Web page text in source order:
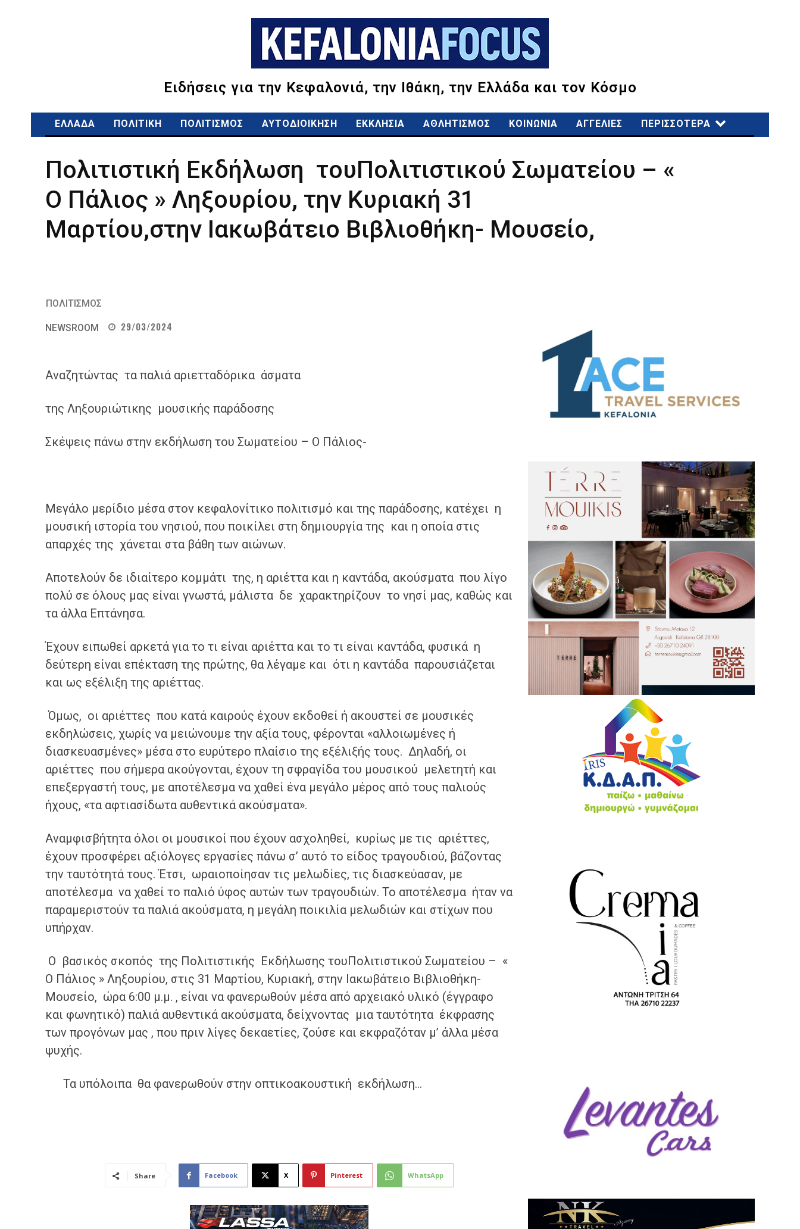
Ειδήσεις για την Κεφαλονιά, την Ιθάκη, την Ελλάδα και τον Κόσμο
ΕΛΛΑΔΑ ΠΟΛΙΤΙΚΗ ΠΟΛΙΤΙΣΜΟΣ ΑΥΤΟΔΙΟΙΚΗΣΗ ΕΚΚΛΗΣΙΑ ΑΘΛΗΤΙΣΜΟΣ ΚΟΙΝΩΝΙΑ ΑΓΓΕΛΙΕΣ ΠΕΡΙΣΣΟΤΕΡΑ
Πολιτιστική Εκδήλωση τουΠολιτιστικού Σωματείου – «
Ο Πάλιος » Ληξουρίου, την Κυριακή 31
Μαρτίου,στην Ιακωβάτειο Βιβλιοθήκη- Μουσείο,
ΠΟΛΙΤΙΣΜΟΣ
NEWSROOM 29/03/2024
Αναζητώντας τα παλιά αριετταδόρικα άσματα
της Ληξουριώτικης μουσικής παράδοσης
Σκέψεις πάνω στην εκδήλωση του Σωματείου – Ο Πάλιος-
Μεγάλο μερίδιο μέσα στον κεφαλονίτικο πολιτισμό και της παράδοσης, κατέχει η
μουσική ιστορία του νησιού, που ποικίλει στη δημιουργία της και η οποία στις
απαρχές της χάνεται στα βάθη των αιώνων.
​Αποτελούν δε ιδιαίτερο κομμάτι της, η αριέττα και η καντάδα, ακούσματα που λίγο
πολύ σε όλους μας είναι γνωστά, μάλιστα δε χαρακτηρίζουν το νησί μας, καθώς και
τα άλλα Επτάνησα.
​Έχουν ειπωθεί αρκετά για το τι είναι αριέττα και το τι είναι καντάδα, φυσικά η
δεύτερη είναι επέκταση της πρώτης, θα λέγαμε και ότι η καντάδα παρουσιάζεται
και ως εξέλιξη της αριέττας.
​ Όμως, οι αριέττες που κατά καιρούς έχουν εκδοθεί ή ακουστεί σε μουσικές
εκδηλώσεις, χωρίς να μειώνουμε την αξία τους, φέρονται «αλλοιωμένες ή
διασκευασμένες» μέσα στο ευρύτερο πλαίσιο της εξέλιξής τους. Δηλαδή, οι
αριέττες που σήμερα ακούγονται, έχουν τη σφραγίδα του μουσικού μελετητή και
επεξεργαστή τους, με αποτέλεσμα να χαθεί ένα μεγάλο μέρος από τους παλιούς
ήχους, «τα αφτιασίδωτα αυθεντικά ακούσματα».
​Αναμφισβήτητα όλοι οι μουσικοί που έχουν ασχοληθεί, κυρίως με τις αριέττες,
έχουν προσφέρει αξιόλογες εργασίες πάνω σ’ αυτό το είδος τραγουδιού, βάζοντας
την ταυτότητά τους. Έτσι, ωραιοποίησαν τις μελωδίες, τις διασκεύασαν, με
αποτέλεσμα να χαθεί το παλιό ύφος αυτών των τραγουδιών. Το αποτέλεσμα ήταν να
παραμεριστούν τα παλιά ακούσματα, η μεγάλη ποικιλία μελωδιών και στίχων που
υπήρχαν.
​ Ο βασικός σκοπός της Πολιτιστικής Εκδήλωσης τουΠολιτιστικού Σωματείου – «
Ο Πάλιος » Ληξουρίου, στις 31 Μαρτίου, Κυριακή, στην Ιακωβάτειο Βιβλιοθήκη-
Μουσείο, ώρα 6:00 μ.μ. , είναι να φανερωθούν μέσα από αρχειακό υλικό (έγγραφο
και φωνητικό) παλιά αυθεντικά ακούσματα, δείχνοντας μια ταυτότητα έκφρασης
των προγόνων μας , που πριν λίγες δεκαετίες, ζούσε και εκφραζόταν μ’ άλλα μέσα
ψυχής.
Τα υπόλοιπα θα φανερωθούν στην οπτικοακουστική εκδήλωση…
Share Facebook X Pinterest WhatsApp